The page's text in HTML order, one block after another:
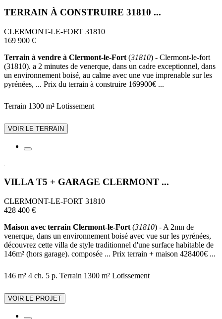
TERRAIN À CONSTRUIRE 31810 ...
CLERMONT-LE-FORT 31810
169 900 €
Terrain à vendre à Clermont-le-Fort (31810) - Clermont-le-fort
(31810). a 2 minutes de venerque, dans un cadre exceptionnel, dans
un environnement boisé, au calme avec une vue imprenable sur les
pyrénées, ... Prix du terrain à construire 169900€ ...
Terrain 1300 m² Lotissement
VOIR LE TERRAIN
VILLA T5 + GARAGE CLERMONT ...
CLERMONT-LE-FORT 31810
428 400 €
Maison avec terrain Clermont-le-Fort (31810) - A 2mn de
venerque, dans un environnement boisé avec vue sur les pyrénées,
découvrez cette villa de style traditionnel d'une surface habitable de
146m² (hors garage). composée ... Prix terrain + maison 428400€ ...
146 m² 4 ch. 5 p. Terrain 1300 m² Lotissement
VOIR LE PROJET